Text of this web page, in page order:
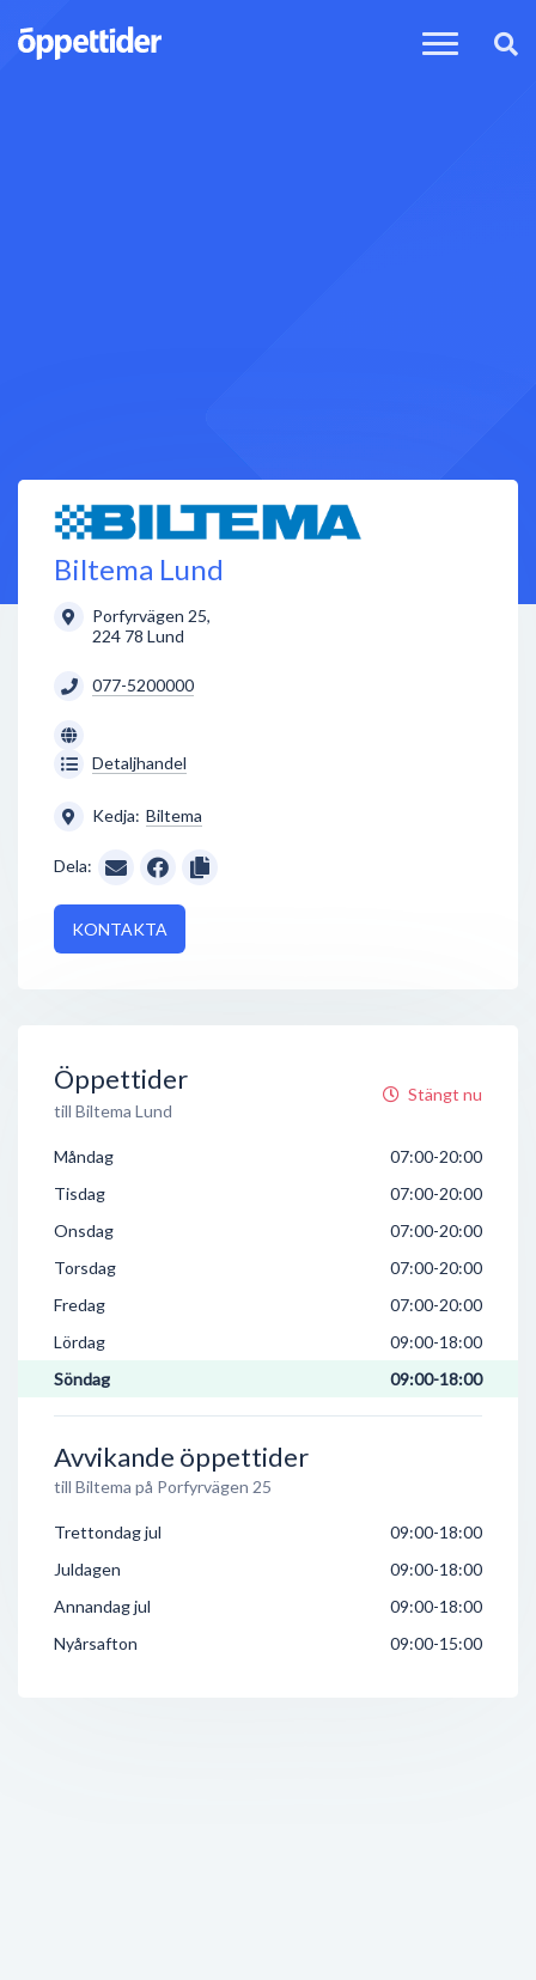
Biltema Lund
Porfyrvägen 25,
224 78 Lund
077-5200000
Detaljhandel
Kedja: Biltema
Dela:
KONTAKTA
Öppettider
till Biltema Lund
Stängt nu
Måndag
07:00-20:00
Tisdag
07:00-20:00
Onsdag
07:00-20:00
Torsdag
07:00-20:00
Fredag
07:00-20:00
Lördag
09:00-18:00
Söndag
09:00-18:00
Avvikande öppettider
till Biltema på Porfyrvägen 25
Trettondag jul
09:00-18:00
Juldagen
09:00-18:00
Annandag jul
09:00-18:00
Nyårsafton
09:00-15:00